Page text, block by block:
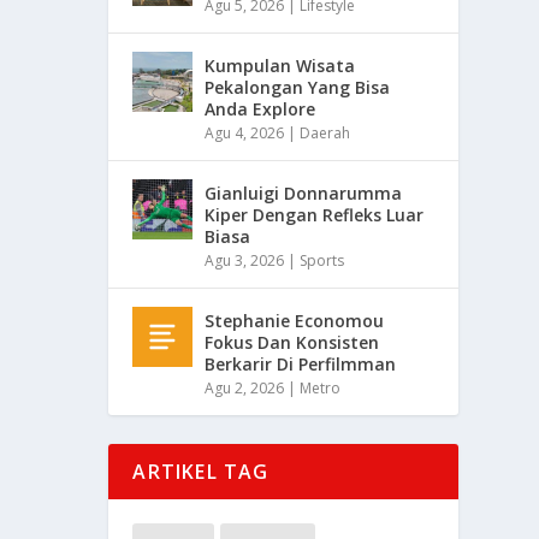
Agu 5, 2026 Lifestyle
Kumpulan Wisata
Pekalongan Yang Bisa
Anda Explore
Agu 4, 2026 | Daerah
Gianluigi Donnarumma
Kiper Dengan Refleks Luar
Biasa
Agu 3, 2026 | Sports
Stephanie Economou
Fokus Dan Konsisten
Berkarir Di Perfilmman
Agu 2, 2026 | Metro
ARTIKEL TAG